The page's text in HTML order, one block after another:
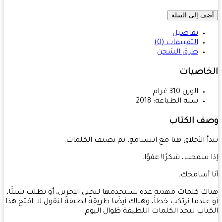
إلى السلة
تفاصيل
التقييمات (0)
طرق الشحن
الوزن 310 غرام
سنة الطباعة: 2018
الكتاب
الأخلاق هنا مع ابتسامةٍ، ثم نضيف الكلمات.
سمحت، شكرًا! عفوًا.
أسامحك.
كلمات مهذبة عدة نستخدمها لنحيي الآخرين، أو نطلب شيئًا،
نرتكب خطأً، وهناك أيضًا طريقةٌ لطيفةٌ لنقول لا. افتح هذا
لتجد الكلمات اللطيفة طَوال اليوم.